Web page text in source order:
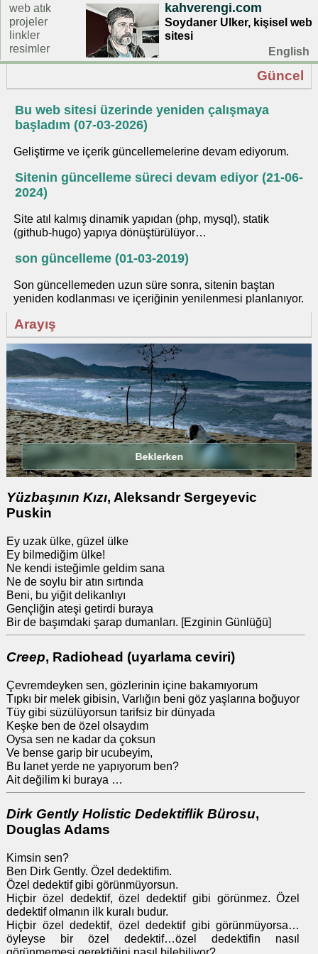
web atık
projeler
linkler
resimler
kahverengi.com
Soydaner Ulker, kişisel web
sitesi
English
Güncel
Bu web sitesi üzerinde yeniden çalışmaya
başladım (07-03-2026)
Geliştirme ve içerik güncellemelerine devam ediyorum.
Sitenin güncelleme süreci devam ediyor (21-06-
2024)
Site atıl kalmış dinamik yapıdan (php, mysql), statik
(github-hugo) yapıya dönüştürülüyor…
son güncelleme (01-03-2019)
Son güncellemeden uzun süre sonra, sitenin baştan
yeniden kodlanması ve içeriğinin yenilenmesi planlanıyor.
Arayış
Beklerken
Yüzbaşının Kızı, Aleksandr Sergeyevic
Puskin
Ey uzak ülke, güzel ülke
Ey bilmediğim ülke!
Ne kendi isteğimle geldim sana
Ne de soylu bir atın sırtında
Beni, bu yiğit delikanlıyı
Gençliğin ateşi getirdi buraya
Bir de başımdaki şarap dumanları. [Ezginin Günlüğü]
Creep, Radiohead (uyarlama ceviri)
Çevremdeyken sen, gözlerinin içine bakamıyorum
Tıpkı bir melek gibisin, Varlığın beni göz yaşlarına boğuyor
Tüy gibi süzülüyorsun tarifsiz bir dünyada
Keşke ben de özel olsaydım
Oysa sen ne kadar da çoksun
Ve bense garip bir ucubeyim,
Bu lanet yerde ne yapıyorum ben?
Ait değilim ki buraya …
Dirk Gently Holistic Dedektiflik Bürosu,
Douglas Adams
Kimsin sen?
Ben Dirk Gently. Özel dedektifim.
Özel dedektif gibi görünmüyorsun.
Hiçbir özel dedektif, özel dedektif gibi görünmez. Özel
dedektif olmanın ilk kuralı budur.
Hiçbir özel dedektif, özel dedektif gibi görünmüyorsa…
öyleyse bir özel dedektif…özel dedektifin nasıl